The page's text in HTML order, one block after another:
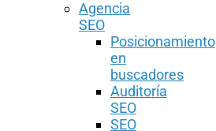
Agencia
SEO
Posicionamiento
en
buscadores
Auditoría
SEO
SEO